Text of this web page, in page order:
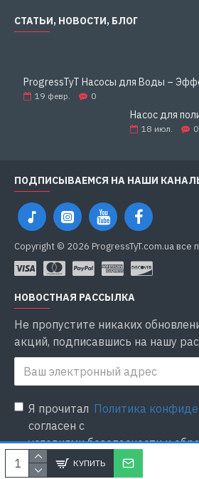
КУПИТЬ
СТАТЬИ, НОВОСТИ, БЛОГ
19 февр. 0
Насос для
18 июл. 0
ПОДПИСЫВАЕМСЯ НА НАШИ
Copyright © 2026 ProgressTyT.com.ua все
НОВОСТНАЯ РАССЫЛКА
Не пропустите никаких
акций, подписавшись на нашу
Я прочитал Политика
согласен с
условиями безопасности и
персональных данных